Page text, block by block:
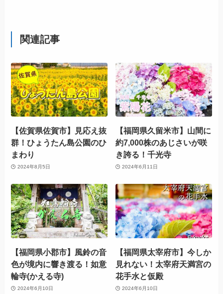
関連記事
【佐賀県佐賀市】見応え抜
群！ひょうたん島公園のひ
まわり
2024年8月5日
【福岡県久留米市】山間に
約7,000株のあじさいが咲
き誇る！千光寺
2024年6月11日
【福岡県小郡市】風鈴の音
色が境内に響き渡る！如意
輪寺(かえる寺)
2024年6月10日
【福岡県太宰府市】今しか
見れない！太宰府天満宮の
花手水と仮殿
2024年6月10日